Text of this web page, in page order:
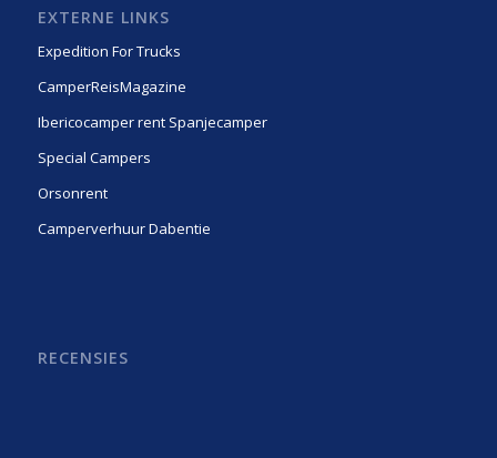
EXTERNE LINKS
Expedition For Trucks
CamperReisMagazine
Ibericocamper rent Spanjecamper
Special Campers
Orsonrent
Camperverhuur Dabentie
RECENSIES